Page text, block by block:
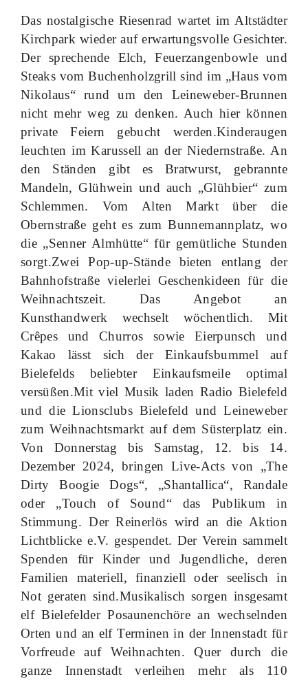
Das nostalgische Riesenrad wartet im Altstädter
Kirchpark wieder auf erwartungsvolle Gesichter.
Der sprechende Elch, Feuerzangenbowle und
Steaks vom Buchenholzgrill sind im „Haus vom
Nikolaus“ rund um den Leineweber-Brunnen
nicht mehr weg zu denken. Auch hier können
private Feiern gebucht werden.Kinderaugen
leuchten im Karussell an der Niedernstraße. An
den Ständen gibt es Bratwurst, gebrannte
Mandeln, Glühwein und auch „Glühbier“ zum
Schlemmen. Vom Alten Markt über die
Obernstraße geht es zum Bunnemannplatz, wo
die „Senner Almhütte“ für gemütliche Stunden
sorgt.Zwei Pop-up-Stände bieten entlang der
Bahnhofstraße vielerlei Geschenkideen für die
Weihnachtszeit. Das Angebot an
Kunsthandwerk wechselt wöchentlich. Mit
Crêpes und Churros sowie Eierpunsch und
Kakao lässt sich der Einkaufsbummel auf
Bielefelds beliebter Einkaufsmeile optimal
versüßen.Mit viel Musik laden Radio Bielefeld
und die Lionsclubs Bielefeld und Leineweber
zum Weihnachtsmarkt auf dem Süsterplatz ein.
Von Donnerstag bis Samstag, 12. bis 14.
Dezember 2024, bringen Live-Acts von „The
Dirty Boogie Dogs“, „Shantallica“, Randale
oder „Touch of Sound“ das Publikum in
Stimmung. Der Reinerlös wird an die Aktion
Lichtblicke e.V. gespendet. Der Verein sammelt
Spenden für Kinder und Jugendliche, deren
Familien materiell, finanziell oder seelisch in
Not geraten sind.Musikalisch sorgen insgesamt
elf Bielefelder Posaunenchöre an wechselnden
Orten und an elf Terminen in der Innenstadt für
Vorfreude auf Weihnachten. Quer durch die
ganze Innenstadt verleihen mehr als 110